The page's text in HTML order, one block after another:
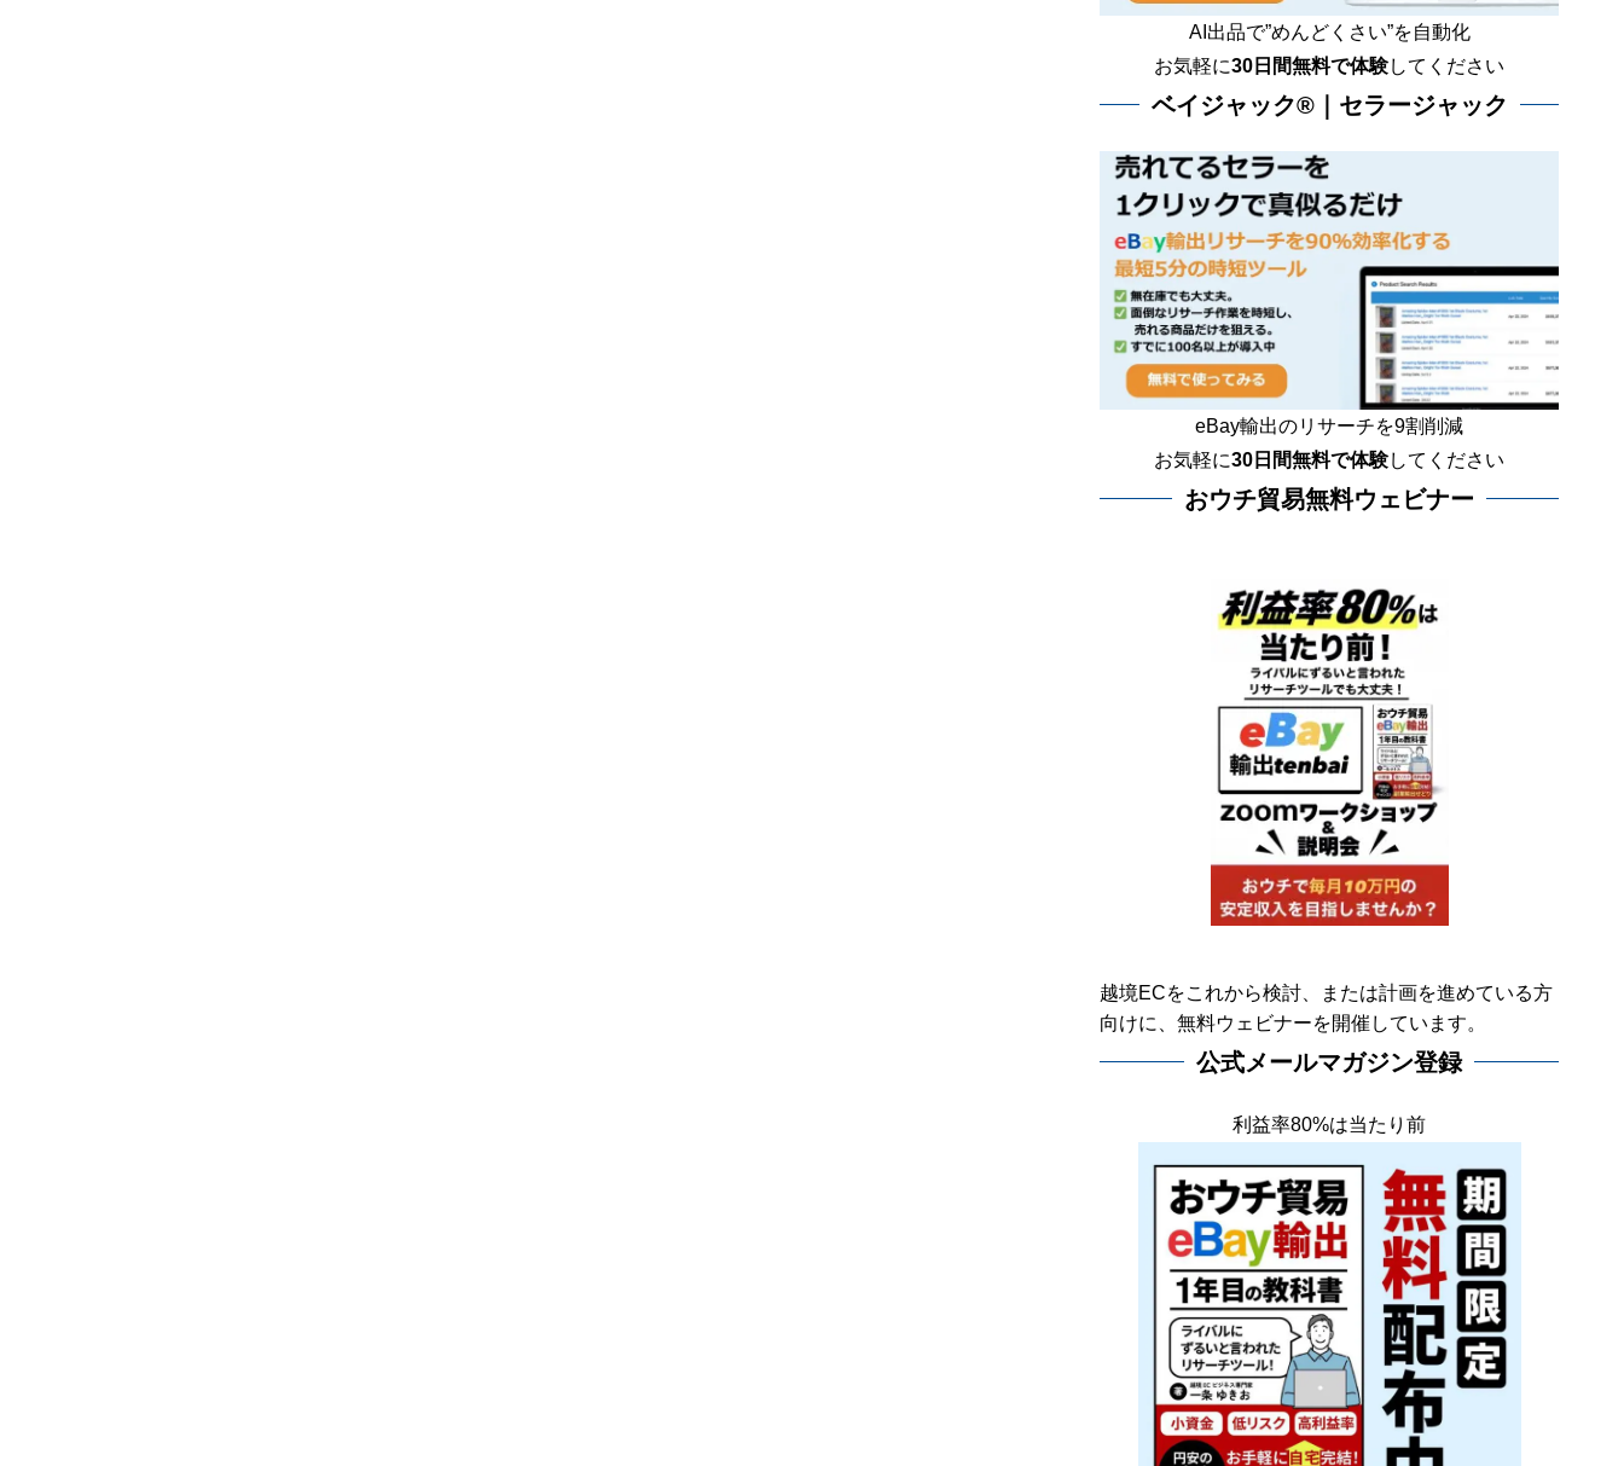
AI出品で”めんどくさい”を自動化
お気軽に30日間無料で体験してください
ベイジャック®｜セラージャック
eBay輸出のリサーチを9割削減
お気軽に30日間無料で体験してください
おウチ貿易無料ウェビナー
越境ECをこれから検討、または計画を進めている方
向けに、無料ウェビナーを開催しています。
公式メールマガジン登録
利益率80%は当たり前